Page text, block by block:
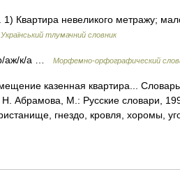
Квартира невеликого метражу;
Український тлумачний словник
аж/к/а … Морфемно-орфографический
казенная квартира... Словарь
Абрамова, М.: Русские словари,
гнездо, кровля, хоромы,